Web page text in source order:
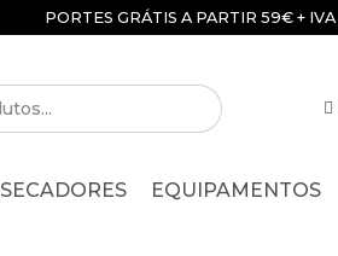
PORTES GRÁTIS A PARTIR 59€ + IVA
SECADORES EQUIPAMENTOS